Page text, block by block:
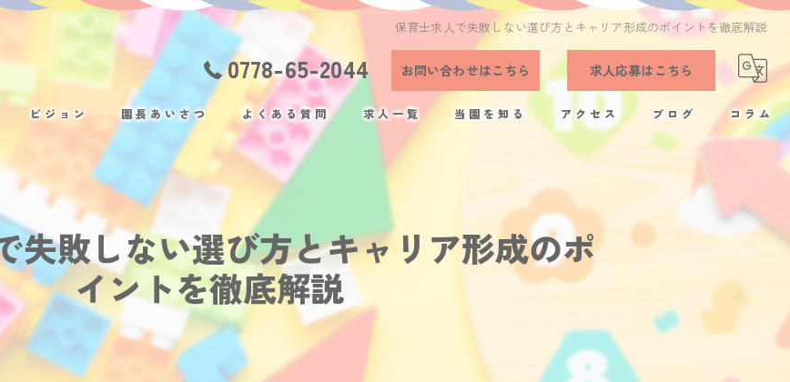
保育士求人で失敗しない選び方とキャリア形成のポイントを徹底解説
0778-65-2044 お問い合わせはこちら 求人応募はこちら
ビジョン 園長あいさつ よくある質問 求人一覧 当園を知る
残業少なめ
完全週休2日制
アクセス ブログ コラム
失敗しない選び方とキャリア形成のポ
イントを徹底解説